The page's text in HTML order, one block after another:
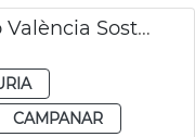
Presentación nuevo Foro València Sostenible
CAMPANAR